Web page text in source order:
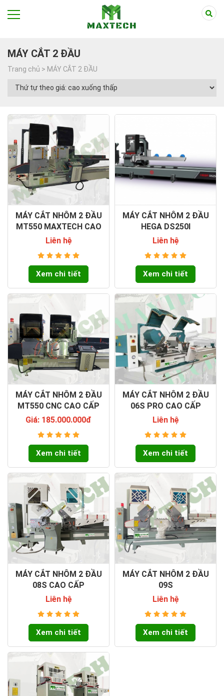
MÁY CẮT 2 ĐẦU
Trang chủ > MÁY CẮT 2 ĐẦU
MÁY CẮT NHÔM 2 ĐẦU
MT550 MAXTECH CAO
CẤP
Liên hệ
Xem chi tiết
MÁY CẮT NHÔM 2 ĐẦU
HEGA DS250I
Liên hệ
Xem chi tiết
MÁY CẮT NHÔM 2 ĐẦU
MT550 CNC CAO CẤP
Giá: 185.000.000đ
Xem chi tiết
MÁY CẮT NHÔM 2 ĐẦU
06S PRO CAO CẤP
Liên hệ
Xem chi tiết
MÁY CẮT NHÔM 2 ĐẦU
08S CAO CẤP
Liên hệ
Xem chi tiết
MÁY CẮT NHÔM 2 ĐẦU
09S
Liên hệ
Xem chi tiết